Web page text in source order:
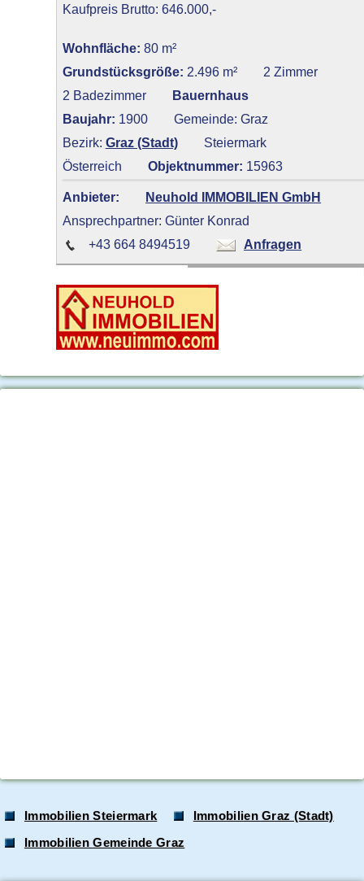
Kaufpreis Brutto: 646.000,-
Wohnfläche: 80 m²
Grundstücksgröße: 2.496 m²
2 Zimmer
2 Badezimmer
Bauernhaus
Baujahr: 1900
Gemeinde: Graz
Bezirk: Graz (Stadt)
Steiermark
Österreich
Objektnummer: 15963
Anbieter:
Neuhold IMMOBILIEN GmbH
Ansprechpartner: Günter Konrad
+43 664 8494519
Anfragen
Immobilien Steiermark Immobilien Graz (Stadt)
Immobilien Gemeinde Graz